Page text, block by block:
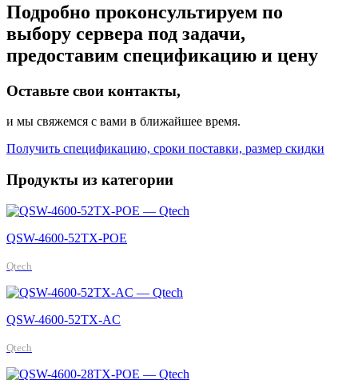
Подробно проконсультируем по
выбору сервера под задачи,
предоставим спецификацию и цену
Оставьте свои контакты,
и мы свяжемся с вами в ближайшее время.
Получить спецификацию, сроки поставки, размер скидки
Продукты из категории
QSW-4600-52TX-POE
Qtech
QSW-4600-52TX-AC
Qtech